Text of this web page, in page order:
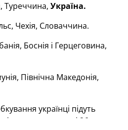
Туреччина, Україна.
Чехія, Словаччина.
Боснія і Герцеговина,
Північна Македонія,
українці підуть
на власному полі 26